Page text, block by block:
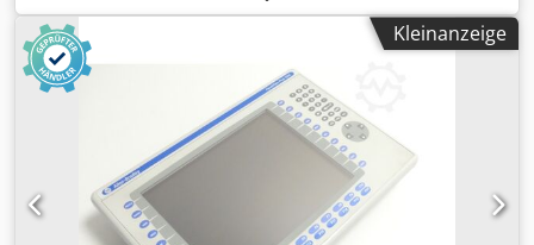
funktionsfähig, Lieferumfang gem. Fotos Dwedpex Eqt Ejfx
Am Aja
Kleinanzeige